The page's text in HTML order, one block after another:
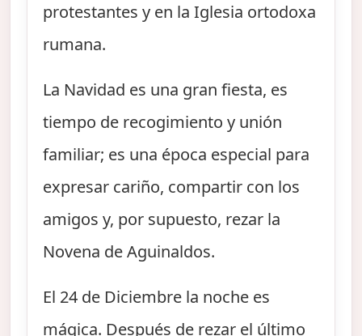
protestantes y en la Iglesia ortodoxa
rumana.
La Navidad es una gran fiesta, es
tiempo de recogimiento y unión
familiar; es una época especial para
expresar cariño, compartir con los
amigos y, por supuesto, rezar la
Novena de Aguinaldos.
El 24 de Diciembre la noche es
mágica. Después de rezar el último